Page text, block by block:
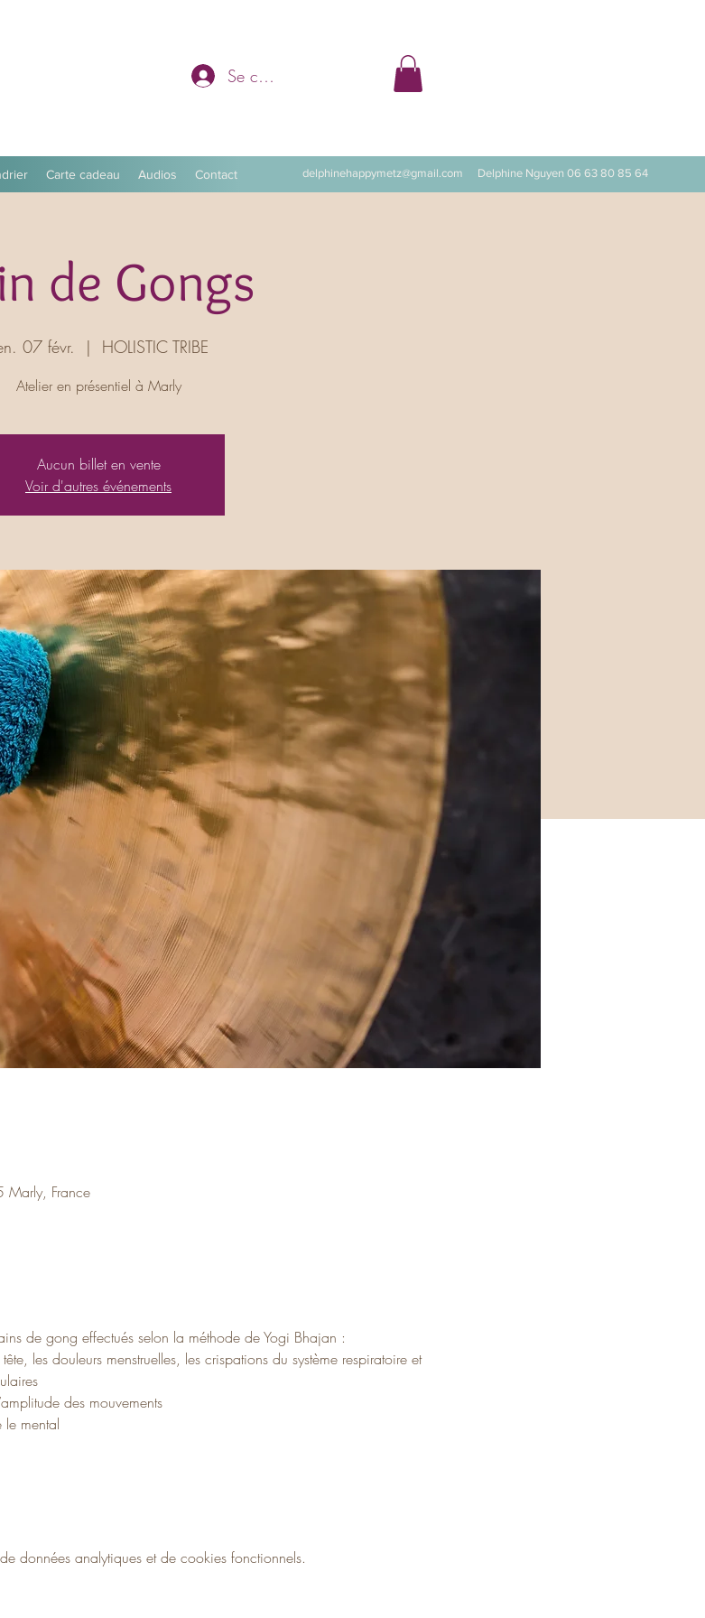
Se connecter
Carte cadeau Audios Contact delphinehappymetz@gmail.com Delphine Nguyen 06 63 80 85 64
de Gongs
07 févr.
  |
HOLISTIC TRIBE
Atelier en présentiel à Marly
Aucun billet en vente
Voir d'autres événements
Marly, France
de gong effectués selon la méthode de Yogi Bhajan :
les douleurs menstruelles, les crispations du système respiratoire et
des mouvements
le mental
données analytiques et de cookies fonctionnels.